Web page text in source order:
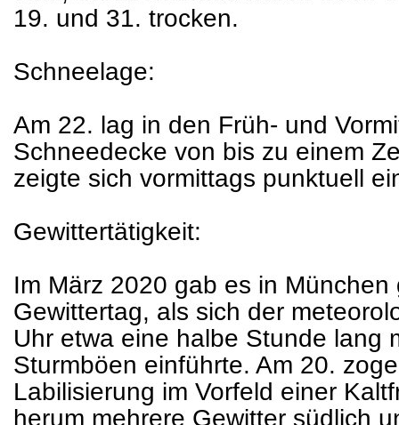
19. und 31. trocken.
Schneelage:
Am 22. lag in den Früh- und
Schneedecke von bis zu einem
zeigte sich vormittags punktuell
Gewittertätigkeit:
Im März 2020 gab es in
Gewittertag, als sich der
Uhr etwa eine halbe Stunde lang
Sturmböen einführte. Am 20.
Labilisierung im Vorfeld einer
herum mehrere Gewitter südlich